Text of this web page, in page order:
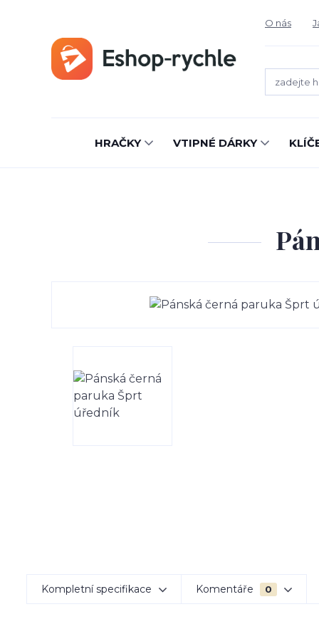
O nás
HRAČKY VTIPNÉ DÁRKY
Kompletní specifikace Komentáře 0